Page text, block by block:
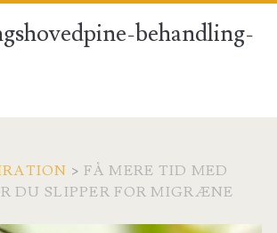
behandling-
>FÅ MERE TID MED
DU SLIPPER FOR MIGRÆNE